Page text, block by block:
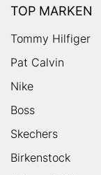
TOP MARKEN
Tommy Hilfiger
Pat Calvin
Nike
Boss
Skechers
Birkenstock